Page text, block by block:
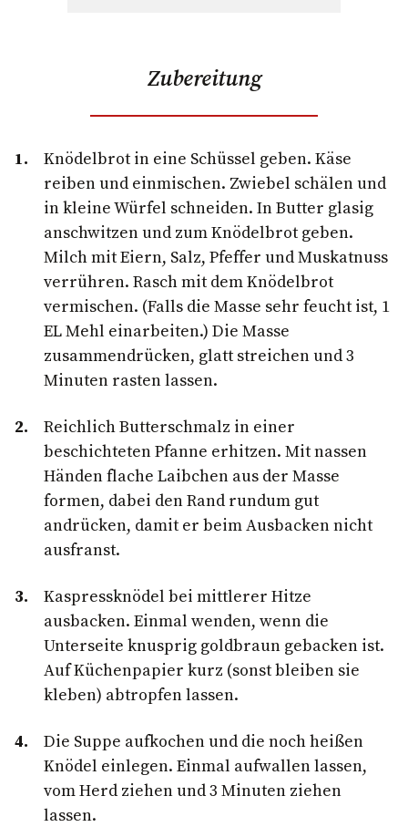
Zubereitung
Knödelbrot in eine Schüssel geben. Käse
reiben und einmischen. Zwiebel schälen und
in kleine Würfel schneiden. In Butter glasig
anschwitzen und zum Knödelbrot geben.
Milch mit Eiern, Salz, Pfeffer und Muskatnuss
verrühren. Rasch mit dem Knödelbrot
vermischen. (Falls die Masse sehr feucht ist, 1
EL Mehl einarbeiten.) Die Masse
zusammendrücken, glatt streichen und 3
Minuten rasten lassen.
Reichlich Butterschmalz in einer
beschichteten Pfanne erhitzen. Mit nassen
Händen flache Laibchen aus der Masse
formen, dabei den Rand rundum gut
andrücken, damit er beim Ausbacken nicht
ausfranst.
Kaspressknödel bei mittlerer Hitze
ausbacken. Einmal wenden, wenn die
Unterseite knusprig goldbraun gebacken ist.
Auf Küchenpapier kurz (sonst bleiben sie
kleben) abtropfen lassen.
Die Suppe aufkochen und die noch heißen
Knödel einlegen. Einmal aufwallen lassen,
vom Herd ziehen und 3 Minuten ziehen
lassen.